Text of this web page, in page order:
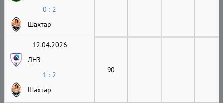
0 : 2
Шахтар
12.04.2026
ЛНЗ
1 : 2
Шахтар
90